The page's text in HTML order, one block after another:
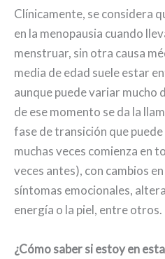
Clínicamente, se considera
en la menopausia cuando
menstruar, sin otra causa
media de edad suele estar
aunque puede variar mucho
de ese momento se da la
fase de transición que
muchas veces comienza en
veces antes), con cambios
síntomas emocionales,
energía o la piel, entre otros.
¿Cómo saber si estoy en